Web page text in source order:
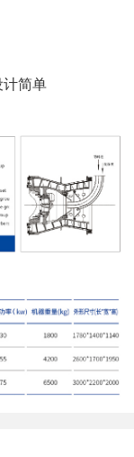
计简单